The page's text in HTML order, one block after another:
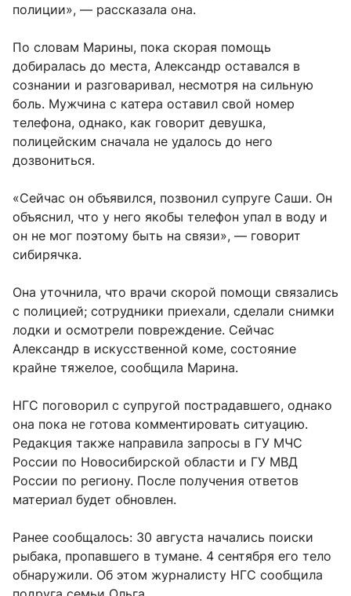
полиции», — рассказала она.
По словам Марины, пока скорая помощь
добиралась до места, Александр оставался в
сознании и разговаривал, несмотря на сильную
боль. Мужчина с катера оставил свой номер
телефона, однако, как говорит девушка,
полицейским сначала не удалось до него
дозвониться.
«Сейчас он объявился, позвонил супруге Саши. Он
объяснил, что у него якобы телефон упал в воду и
он не мог поэтому быть на связи», — говорит
сибирячка.
Она уточнила, что врачи скорой помощи связались
с полицией; сотрудники приехали, сделали снимки
лодки и осмотрели повреждение. Сейчас
Александр в искусственной коме, состояние
крайне тяжелое, сообщила Марина.
НГС поговорил с супругой пострадавшего, однако
она пока не готова комментировать ситуацию.
Редакция также направила запросы в ГУ МЧС
России по Новосибирской области и ГУ МВД
России по региону. После получения ответов
материал будет обновлен.
Ранее сообщалось: 30 августа начались поиски
рыбака, пропавшего в тумане. 4 сентября его тело
обнаружили. Об этом журналисту НГС сообщила